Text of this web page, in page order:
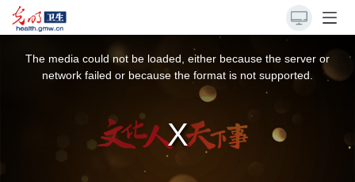
The media could not be loaded, either because the server or
network failed or because the format is not supported.